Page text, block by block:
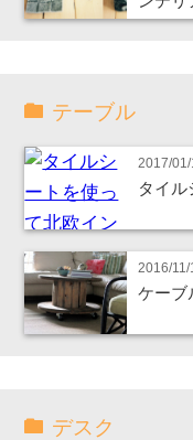
テーブル
2017/01/
タイル
2016/11/
ケーブ
デスク